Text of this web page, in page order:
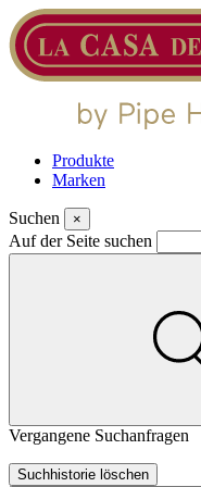
Produkte
Marken
Suchen ×
Auf der Seite suchen
Vergangene Suchanfragen
Suchhistorie löschen